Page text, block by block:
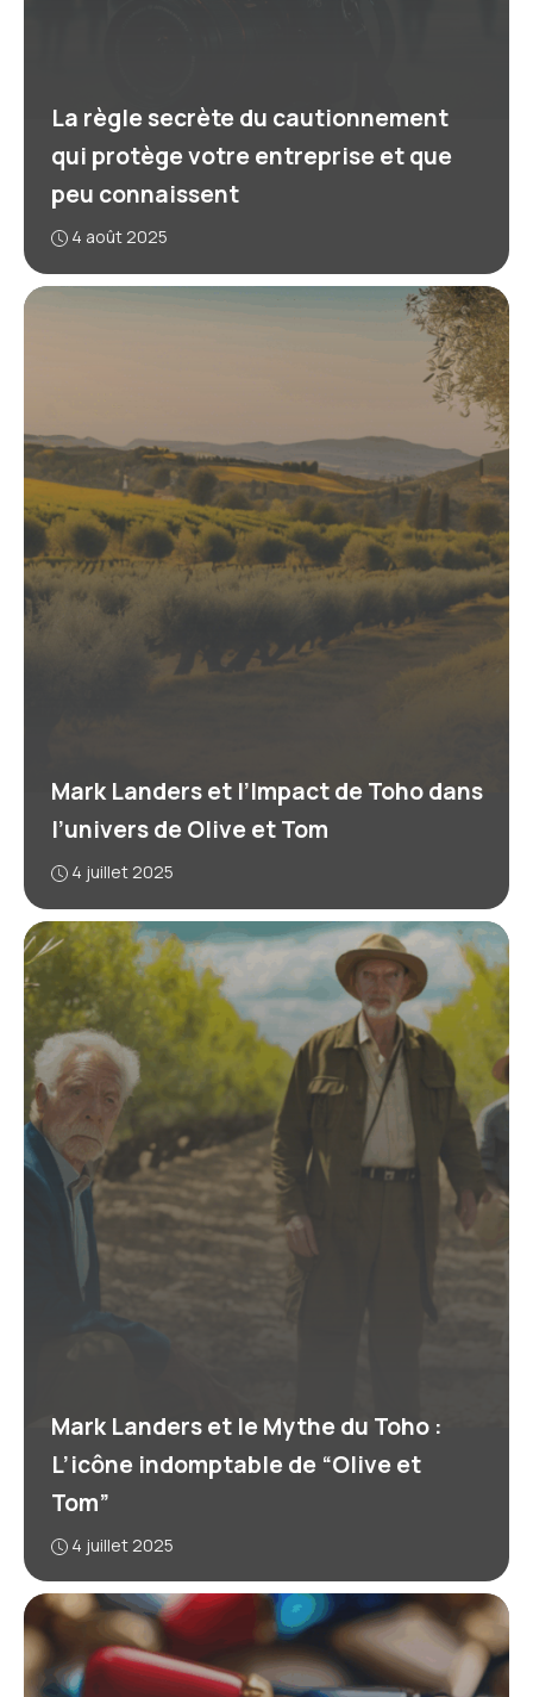
La règle secrète du cautionnement
qui protège votre entreprise et que
peu connaissent
4 août 2025
Mark Landers et l’Impact de Toho dans
l’univers de Olive et Tom
4 juillet 2025
Mark Landers et le Mythe du Toho :
L’icône indomptable de “Olive et
Tom”
4 juillet 2025